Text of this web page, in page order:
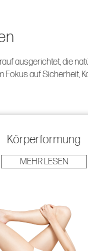
ausgerichtet, die
Fokus auf Sicherheit,
Körperformung
MEHR LESEN